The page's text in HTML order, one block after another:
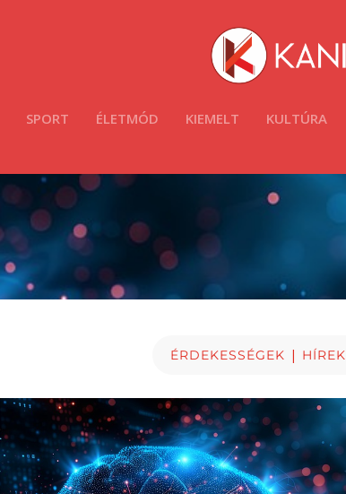
SPORT ÉLETMÓD KIEMELT KULTÚRA
ÉRDEKESSÉGEK | HÍREK